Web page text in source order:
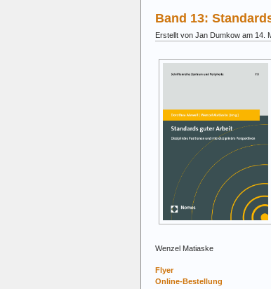
Band 13:
Erstellt von Jan Dumkow am 14.
Wenzel Matiaske
Flyer
Online-Bestellung